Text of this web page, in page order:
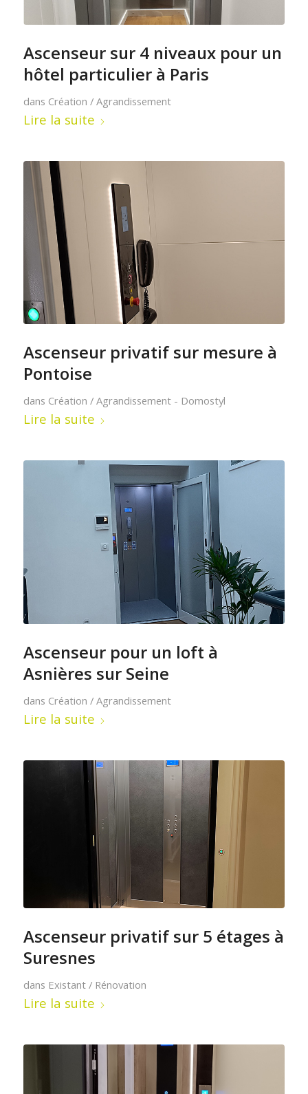
Ascenseur sur 4 niveaux pour un
hôtel particulier à Paris
dans Création / Agrandissement
Lire la suite
Ascenseur privatif sur mesure à
Pontoise
dans Création / Agrandissement - Domostyl
Lire la suite
Ascenseur pour un loft à
Asnières sur Seine
dans Création / Agrandissement
Lire la suite
Ascenseur privatif sur 5 étages à
Suresnes
dans Existant / Rénovation
Lire la suite